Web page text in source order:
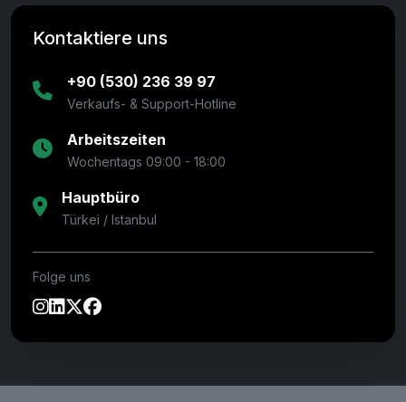
Kontaktiere uns
+90 (530) 236 39 97
Verkaufs- & Support-Hotline
Arbeitszeiten
Wochentags 09:00 - 18:00
Hauptbüro
Türkei / Istanbul
Folge uns